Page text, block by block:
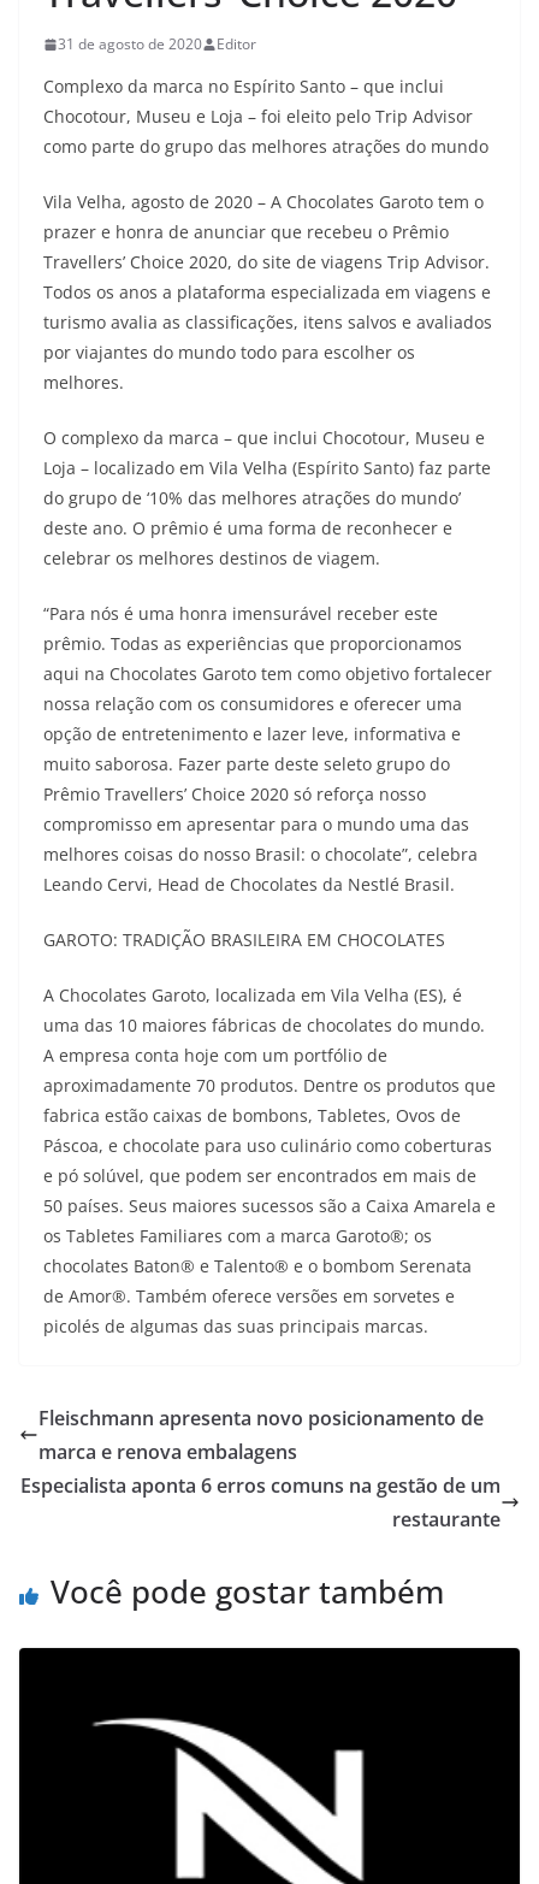
31 de agosto de 2020 Editor
Complexo da marca no Espírito Santo – que inclui
Chocotour, Museu e Loja – foi eleito pelo Trip Advisor
como parte do grupo das melhores atrações do mundo
Vila Velha, agosto de 2020 – A Chocolates Garoto tem o
prazer e honra de anunciar que recebeu o Prêmio
Travellers’ Choice 2020, do site de viagens Trip Advisor.
Todos os anos a plataforma especializada em viagens e
turismo avalia as classificações, itens salvos e avaliados
por viajantes do mundo todo para escolher os
melhores.
O complexo da marca – que inclui Chocotour, Museu e
Loja – localizado em Vila Velha (Espírito Santo) faz parte
do grupo de ‘10% das melhores atrações do mundo’
deste ano. O prêmio é uma forma de reconhecer e
celebrar os melhores destinos de viagem.
“Para nós é uma honra imensurável receber este
prêmio. Todas as experiências que proporcionamos
aqui na Chocolates Garoto tem como objetivo fortalecer
nossa relação com os consumidores e oferecer uma
opção de entretenimento e lazer leve, informativa e
muito saborosa. Fazer parte deste seleto grupo do
Prêmio Travellers’ Choice 2020 só reforça nosso
compromisso em apresentar para o mundo uma das
melhores coisas do nosso Brasil: o chocolate”, celebra
Leando Cervi, Head de Chocolates da Nestlé Brasil.
GAROTO: TRADIÇÃO BRASILEIRA EM CHOCOLATES
A Chocolates Garoto, localizada em Vila Velha (ES), é
uma das 10 maiores fábricas de chocolates do mundo.
A empresa conta hoje com um portfólio de
aproximadamente 70 produtos. Dentre os produtos que
fabrica estão caixas de bombons, Tabletes, Ovos de
Páscoa, e chocolate para uso culinário como coberturas
e pó solúvel, que podem ser encontrados em mais de
50 países. Seus maiores sucessos são a Caixa Amarela e
os Tabletes Familiares com a marca Garoto®; os
chocolates Baton® e Talento® e o bombom Serenata
de Amor®. Também oferece versões em sorvetes e
picolés de algumas das suas principais marcas.
Fleischmann apresenta novo posicionamento de
marca e renova embalagens
Especialista aponta 6 erros comuns na gestão de um
restaurante
Você pode gostar também